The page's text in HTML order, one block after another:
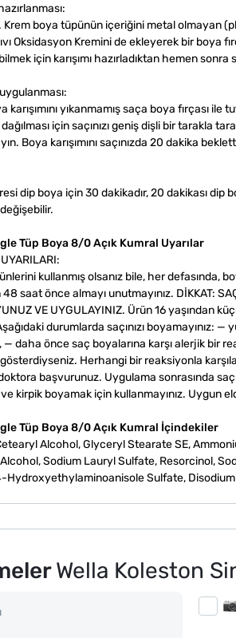
Krem boya tüpünün içeriğini metal olmayan
Oksidasyon Kremini de ekleyerek bir boya
için karışımı hazırladıktan hemen sonra
uygulanması:
yıkanmamış saça boya fırçası
için saçınızı geniş dişli bir tarakla
Boya karışımını saçınızda 20 dakika
dip boya için 30 dakikadır, 20 dakikası dip
Tüp Boya 8/0 Açık Kumral Uyarılar
kullanmış olsanız bile, her defasında,
saat önce almayı unutmayınız. DİKKAT:
VE UYGULAYINIZ. Ürün 16 yaşından
durumlarda saçınızı boyamayınız:
daha önce saç boyalarına karşı alerjik bir
Herhangi bir reaksiyonla
başvurunuz. Uygulama sonrasında
ve kirpik boyamak için kullanmayınız. Uygun
Tüp Boya 8/0 Açık Kumral İçindekiler
Alcohol, Glyceryl Stearate SE,
Sodium Lauryl Sulfate, Resorcinol,
Hydroxyethylaminoanisole Sulfate,
Wella Koleston